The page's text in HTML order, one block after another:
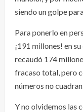
siendo un golpe
Para ponerlo en
¡191 millones! en
recaudó 174
fracaso total, pero
números no
Y no olvidemos las